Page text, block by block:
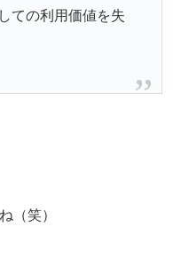
ての利用価値を失
（笑）